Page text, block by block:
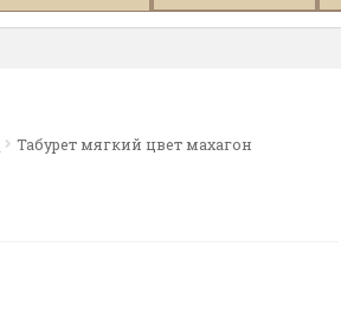
Табурет мягкий цвет махагон